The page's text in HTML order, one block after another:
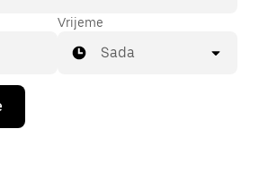
Vrijeme
Sada